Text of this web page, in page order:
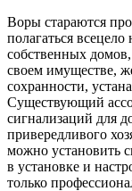
Воры стараются
полагаться
собственных домов,
своем имуществе,
сохранности,
Существующий
сигнализаций для
привередливого
можно установить
в установке и
только